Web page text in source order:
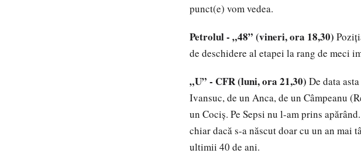
punct(e) vom vedea.
Petrolul - „48” (vineri, ora 18,30)
de deschidere al etapei la rang de meci
„U” - CFR (luni, ora 21,30) De data
Ivansuc, de un Anca, de un Câmpeanu
un Cociș. Pe Sepsi nu l-am prins
chiar dacă s-a născut doar cu un an mai
ultimii 40 de ani.